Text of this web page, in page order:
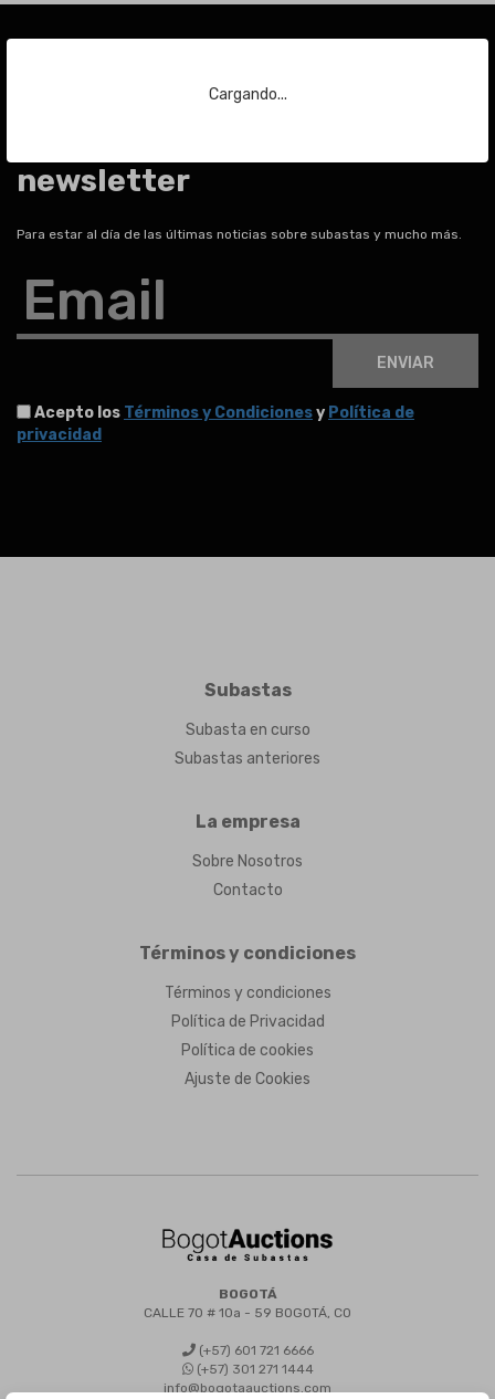
Cargando...
newsletter
Para estar al día de las últimas noticias sobre subastas y mucho más.
Email
ENVIAR
Acepto los Términos y Condicionesy Política de
privacidad
Subastas
Subasta en curso
Subastas anteriores
La empresa
Sobre Nosotros
Contacto
Términos y condiciones
Términos y condiciones
Política de Privacidad
Política de cookies
Ajuste de Cookies
BOGOTÁ
CALLE 70 # 10a - 59 BOGOTÁ, CO
(+57) 601 721 6666
(+57) 301 271 1444
info@bogotaauctions.com